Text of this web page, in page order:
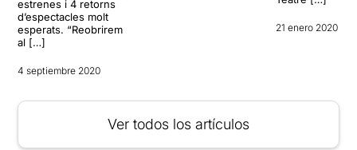
estrenes i 4 retorns
d’espectacles molt
esperats. “Reobrirem
al […]
4 septiembre 2020
21 enero 2020
Ver todos los artículos